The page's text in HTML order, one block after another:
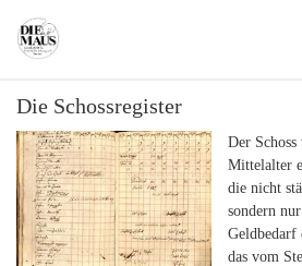
main
Die Schossregister
Der
Mittelalter
die nicht
sondern
Geldbedarf
das vom